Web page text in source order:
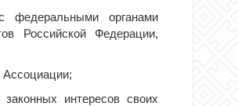
федеральными органами
Российской Федерации,
Ассоциации;
интересов своих